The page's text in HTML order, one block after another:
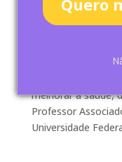
por Equipe Lederman
fazendo melhor
melhorar a saúde,
Professor
Universidade